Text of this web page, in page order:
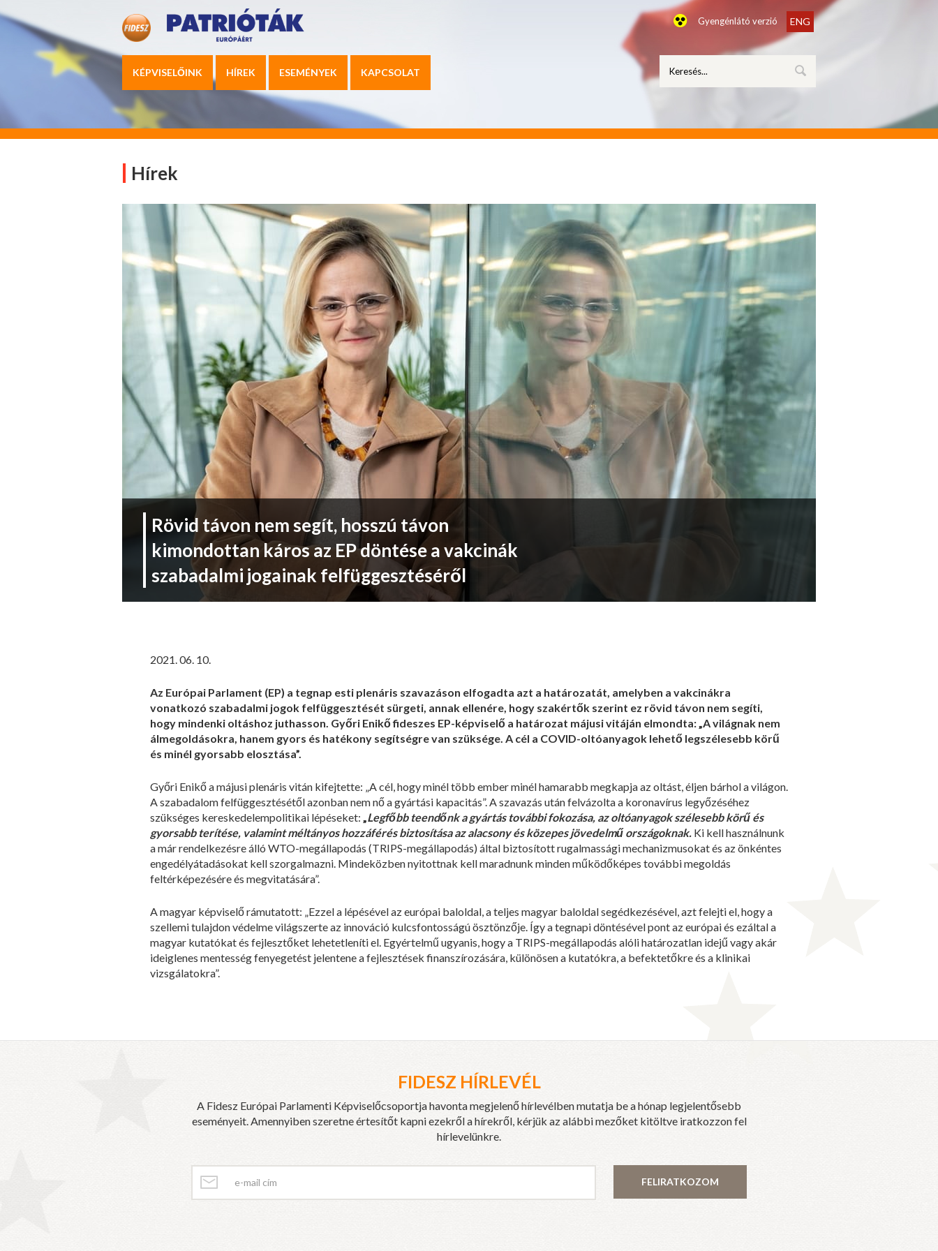
Gyengénlátó verzió ENG
KÉPVISELŐINK HÍREK ESEMÉNYEK KAPCSOLAT
Hírek
Rövid távon nem segít, hosszú távon
kimondottan káros az EP döntése a vakcinák
szabadalmi jogainak felfüggesztéséről
2021. 06. 10.
Az Európai Parlament (EP) a tegnap esti plenáris szavazáson elfogadta azt a határozatát, amelyben a vakcinákra
vonatkozó szabadalmi jogok felfüggesztését sürgeti, annak ellenére, hogy szakértők szerint ez rövid távon nem segíti,
hogy mindenki oltáshoz juthasson. Győri Enikő fideszes EP-képviselő a határozat májusi vitáján elmondta: „A világnak nem
álmegoldásokra, hanem gyors és hatékony segítségre van szüksége. A cél a COVID-oltóanyagok lehető legszélesebb körű
és minél gyorsabb elosztása”.
Győri Enikő a májusi plenáris vitán kifejtette: „A cél, hogy minél több ember minél hamarabb megkapja az oltást, éljen bárhol a világon.
A szabadalom felfüggesztésétől azonban nem nő a gyártási kapacitás”. A szavazás után felvázolta a koronavírus legyőzéséhez
szükséges kereskedelempolitikai lépéseket: „Legfőbb teendőnk a gyártás további fokozása, az oltóanyagok szélesebb körű és
gyorsabb terítése, valamint méltányos hozzáférés biztosítása az alacsony és közepes jövedelmű országoknak. Ki kell használnunk
a már rendelkezésre álló WTO-megállapodás (TRIPS-megállapodás) által biztosított rugalmassági mechanizmusokat és az önkéntes
engedélyátadásokat kell szorgalmazni. Mindeközben nyitottnak kell maradnunk minden működőképes további megoldás
feltérképezésére és megvitatására”.
A magyar képviselő rámutatott: „Ezzel a lépésével az európai baloldal, a teljes magyar baloldal segédkezésével, azt felejti el, hogy a
szellemi tulajdon védelme világszerte az innováció kulcsfontosságú ösztönzője. Így a tegnapi döntésével pont az európai és ezáltal a
magyar kutatókat és fejlesztőket lehetetleníti el. Egyértelmű ugyanis, hogy a TRIPS-megállapodás alóli határozatlan idejű vagy akár
ideiglenes mentesség fenyegetést jelentene a fejlesztések finanszírozására, különösen a kutatókra, a befektetőkre és a klinikai
vizsgálatokra”.
FIDESZ HÍRLEVÉL
A Fidesz Európai Parlamenti Képviselőcsoportja havonta megjelenő hírlevélben mutatja be a hónap legjelentősebb
eseményeit. Amennyiben szeretne értesítőt kapni ezekről a hírekről, kérjük az alábbi mezőket kitöltve iratkozzon fel
hírlevelünkre.
FELIRATKOZOM